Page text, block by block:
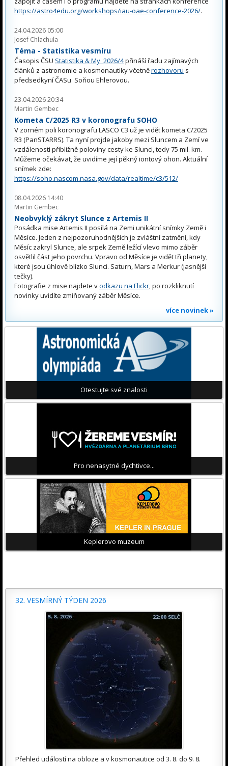
https://astro4edu.org/workshops/iau-oae-conference-2026/.
24.04.2026 05:00
Josef Chlachula
Téma - Statistika vesmíru
Časopis ČSU Statistika & My 2026/4přináší řadu zajímavých
článků z astronomie a kosmonautiky včetněrozhovoru s
předsedkyní ČASu Soňou Ehlerovou.
23.04.2026 20:34
Martin Gembec
Kometa C/2025 R3 v koronografu SOHO
V zorném poli koronografu LASCO C3 už je vidět kometa C/2025
R3 (PanSTARRS). Ta nyní projde jakoby mezi Sluncem a Zemí ve
vzdálenosti přibližně poloviny cesty ke Slunci, tedy 75 mil. km.
Můžeme očekávat, že uvidíme její pěkný iontový ohon. Aktuální
snímek zde:
https://soho.nascom.nasa.gov/data/realtime/c3/512/
08.04.2026 14:40
Martin Gembec
Neobvyklý zákryt Slunce z Artemis II
Posádka mise Artemis II posílá na Zemi unikátní snímky Země i
Měsíce. Jeden z nejpozoruhodnějších je zvláštní zatmění, kdy
Měsíc zakryl Slunce, ale srpek Země ležící vlevo mimo záběr
osvětlil část jeho povrchu. Vpravo od Měsíce je vidět tři planety,
které jsou úhlově blízko Slunci. Saturn, Mars a Merkur (jasnější
tečky).
Fotografie z mise najdete vodkazu na Flickr, po rozkliknutí
novinky uvidíte zmiňovaný záběr Měsíce.
více novinek »
Otestujte své znalosti
Pro nenasytné dychtivce...
Keplerovo muzeum
32. VESMÍRNÝ TÝDEN 2026
Přehled událostí na obloze a v kosmonautice od 3. 8. do 9. 8.